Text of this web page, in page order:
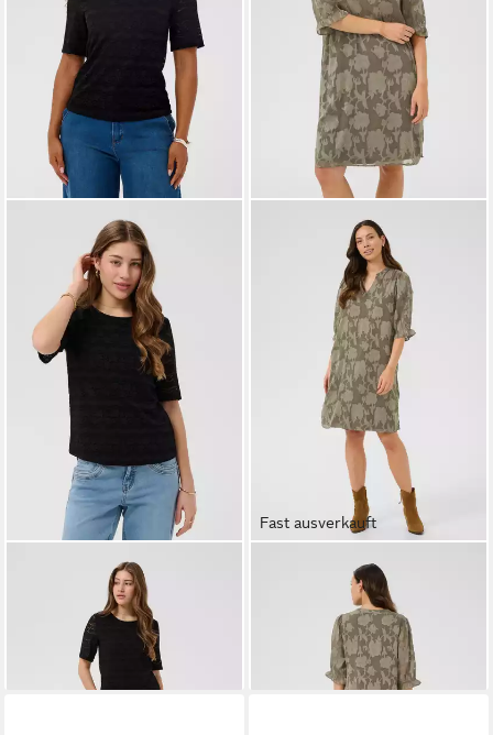
Kurzarmbluse
Kurzarm-Bluse CRLirina
Fast ausverkauft
Blusenkleid Kleid